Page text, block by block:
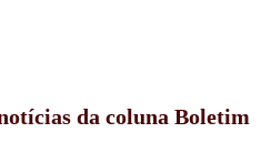
da coluna Boletim